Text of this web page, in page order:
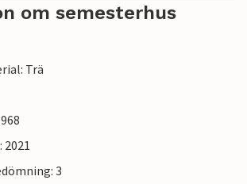
om semesterhus
Trä
2021
3